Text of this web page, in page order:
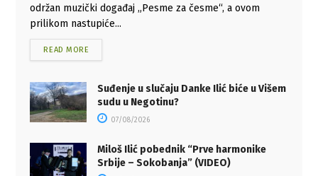
održan muzički događaj „Pesme za česme“, a ovom
prilikom nastupiće...
READ MORE
Suđenje u slučaju Danke Ilić biće u Višem
sudu u Negotinu?
07/08/2026
Miloš Ilić pobednik “Prve harmonike
Srbije – Sokobanja” (VIDEO)